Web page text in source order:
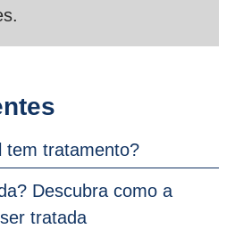
tem tratamento?
Descubra como a
tratada